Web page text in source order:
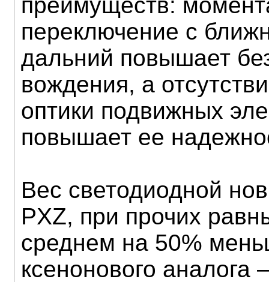
переключение с
дальний повышает
вождения, а
оптики подвижных
повышает ее
Вес светодиодной
PXZ, при прочих
среднем на 50%
ксенонового аналога